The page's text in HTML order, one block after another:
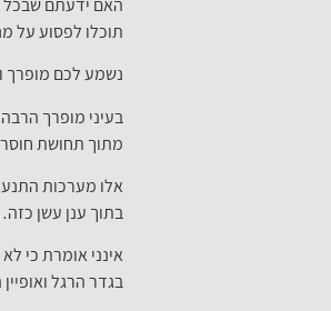
האם ידעתם שבכל
תוכלו לפסוע על
נשמע לכם מופרך
בעיני מופרך
מתוך תחושת
אלו מערכות
בתוך ענן עשן
אינני אומרת כי
בגדר הרגל